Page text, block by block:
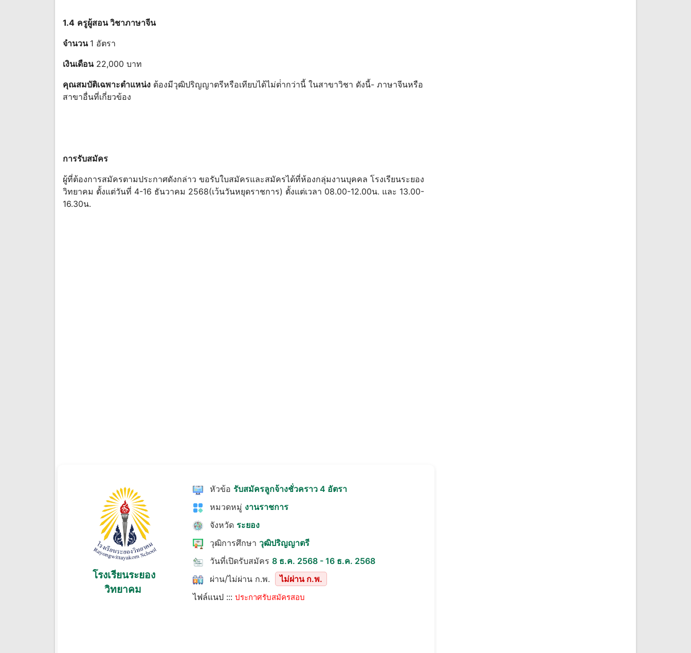
1.4 ครูผู้สอน วิชาภาษาจีน
จํานวน 1 อัตรา
เงินเดือน22,000 บาท
คุณสมบัติเฉพาะตําแหน่ง ต้องมีวุฒิปริญญาตรีหรือเทียบได้ไม่ต่ํากว่านี้ ในสาขาวิชา ดังนี้- ภาษาจีนหรือ
สาขาอื่นที่เกี่ยวข้อง
การรับสมัคร
ผู้ที่ต้องการสมัครตามประกาศดังกล่าว ขอรับใบสมัครและสมัครได้ที่ห้องกลุ่มงานบุคคล โรงเรียนระยอง
วิทยาคม ตั้งแต่วันที่ 4-16 ธันวาคม 2568(เว้นวันหยุดราชการ) ตั้งแต่เวลา 08.00-12.00น. และ 13.00-
16.30น.
โรงเรียนระยอง
วิทยาคม
หัวข้อ รับสมัครลูกจ้างชั่วคราว 4 อัตรา
หมวดหมู่ งานราชการ
จังหวัด ระยอง
วุฒิการศึกษา วุฒิปริญญาตรี
วันที่เปิดรับสมัคร 8 ธ.ค. 2568 - 16 ธ.ค. 2568
ผ่าน/ไม่ผ่าน ก.พ.
ไม่ผ่าน ก.พ.
ไฟล์แนป ::: ประกาศรับสมัครสอบ